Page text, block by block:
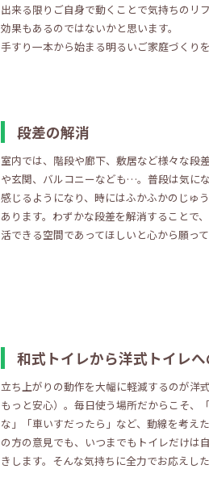
出来る限りご自身で動くことで気持ちのリ
効果もあるのではないかと思います。
手すり一本から始まる明るいご家庭づくり
段差の解消
室内では、階段や廊下、敷居など様々な段
や玄関、バルコニーなども…。普段は気に
感じるようになり、時にはふかふかのじゅ
あります。わずかな段差を解消することで
活できる空間であってほしいと心から願って
和式トイレから洋式トイレ
立ち上がりの動作を大幅に軽減するのが洋
もっと安心）。毎日使う場所だからこそ、
な」「車いすだったら」など、動線を考え
の方の意見でも、いつまでもトイレだけは
きします。そんな気持ちに全力でお応えし